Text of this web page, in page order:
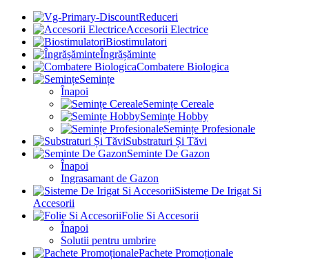
Reduceri
Accesorii Electrice
Biostimulatori
Îngrășăminte
Combatere Biologica
Semințe
Înapoi
Semințe Cereale
Semințe Hobby
Semințe Profesionale
Substraturi Și Tăvi
Seminte De Gazon
Înapoi
Ingrasamant de Gazon
Sisteme De Irigat Si
Accesorii
Folie Si Accesorii
Înapoi
Solutii pentru umbrire
Pachete Promoționale